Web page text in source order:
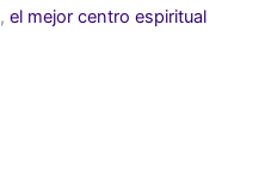
,el mejor centro espiritual